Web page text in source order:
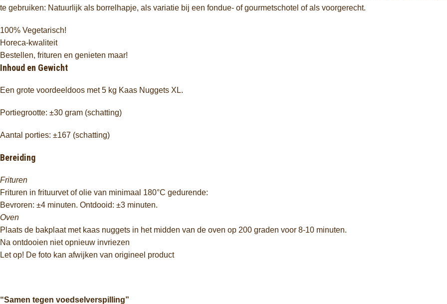
te gebruiken: Natuurlijk als borrelhapje, als variatie bij een fondue- of gourmetschotel of als voorgerecht.
100% Vegetarisch!
Horeca-kwaliteit
Bestellen, frituren en genieten maar!
Inhoud en Gewicht
Een grote voordeeldoos met 5 kg Kaas Nuggets XL.
Portiegrootte: ±30 gram (schatting)
Aantal porties: ±167 (schatting)
Bereiding
Frituren
Frituren in frituurvet of olie van minimaal 180°C gedurende:
Bevroren: ±4 minuten. Ontdooid: ±3 minuten.
Oven
Plaats de bakplaat met kaas nuggets in het midden van de oven op 200 graden voor 8-10 minuten.
Na ontdooien niet opnieuw invriezen
Let op! De foto kan afwijken van origineel product
“Samen tegen voedselverspilling”